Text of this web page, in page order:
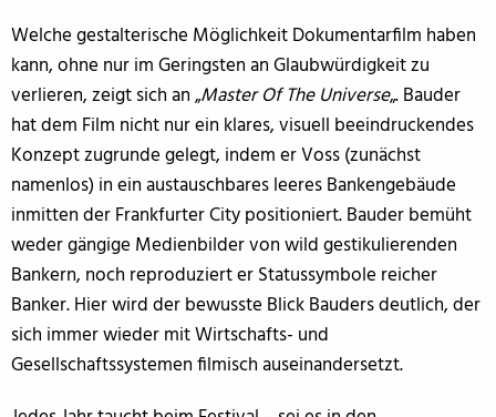
Welche gestalterische Möglichkeit Dokumentarfilm haben
kann, ohne nur im Geringsten an Glaubwürdigkeit zu
verlieren, zeigt sich an „Master Of The Universe„. Bauder
hat dem Film nicht nur ein klares, visuell beeindruckendes
Konzept zugrunde gelegt, indem er Voss (zunächst
namenlos) in ein austauschbares leeres Bankengebäude
inmitten der Frankfurter City positioniert. Bauder bemüht
weder gängige Medienbilder von wild gestikulierenden
Bankern, noch reproduziert er Statussymbole reicher
Banker. Hier wird der bewusste Blick Bauders deutlich, der
sich immer wieder mit Wirtschafts- und
Gesellschaftssystemen filmisch auseinandersetzt.